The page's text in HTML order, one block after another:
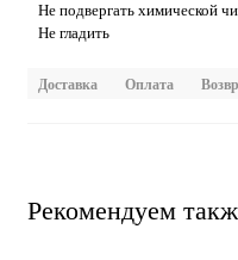
Не подвергать химической
Не гладить
Доставка Оплата
Рекомендуем